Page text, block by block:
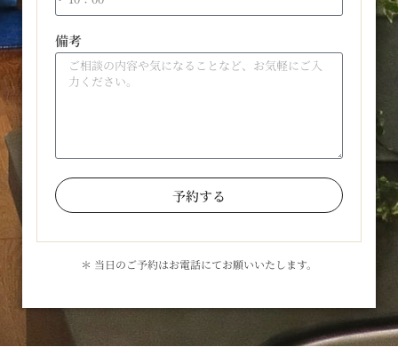
備考
予約する
＊ 当日のご予約はお電話にてお願いいたします。